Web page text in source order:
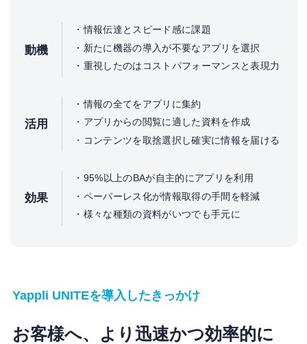
動機
情報伝達とスピード感に課題
新たに機器の導入が不要なアプリを選択
重視したのはコストパフォーマンスと表現力
活用
情報の全てをアプリに集約
アプリからの閲覧に適した資料を作成
コンテンツを取捨選択し確実に情報を届ける
効果
95%以上のBAが自主的にアプリを利用
ペーパーレス化が情報取得の手間を軽減
様々な種類の資料がいつでも手元に
Yappli UNITEを導入したきっかけ
お客様へ、より迅速かつ効率的に